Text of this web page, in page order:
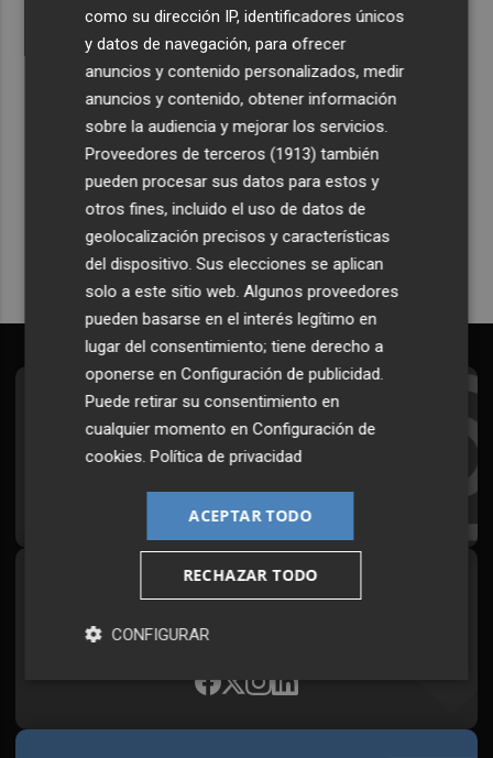
Recibe toda la actualidad de
Plaza Podcast en tu correo
Quiero suscribirme
Suscríbete al Boletín
Todos los días a primera hora en tu email
¡Quiero suscribirme!
Síguenos en redes
Plaza Podcast, desde cualquier medio
como su dirección IP, identificadores únicos
y datos de navegación, para ofrecer
anuncios y contenido personalizados, medir
anuncios y contenido, obtener información
sobre la audiencia y mejorar los servicios.
Proveedores de terceros (1913) también
pueden procesar sus datos para estos y
otros fines, incluido el uso de datos de
geolocalización precisos y características
del dispositivo. Sus elecciones se aplican
solo a este sitio web. Algunos proveedores
pueden basarse en el interés legítimo en
lugar del consentimiento; tiene derecho a
oponerse enConfiguración de publicidad
Puede retirar su consentimiento en
cualquier momento enConfiguración de
cookies .Política de privacidad
ACEPTAR TODO
RECHAZAR TODO
CONFIGURAR